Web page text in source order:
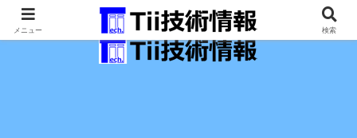
最新の科学技術の情報インフラ。
メニュー 検索